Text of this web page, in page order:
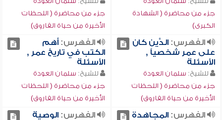
جزء من محاضرة ( الشهادة
الكبرى)
جزء من محاضرة ( اللحظات
الأخيرة من حياة الفاروق)
الفهرس:الدَّين كان
على عمر شخصياً ,
الأسئلة
للشيخ: سلمان العودة
جزء من محاضرة ( اللحظات
الأخيرة من حياة الفاروق)
الفهرس:أهم
الكتب في تاريخ عمر ,
الأسئلة
للشيخ: سلمان العودة
جزء من محاضرة ( اللحظات
الأخيرة من حياة الفاروق)
الفهرس:المجاهدة
الفهرس:الوصية